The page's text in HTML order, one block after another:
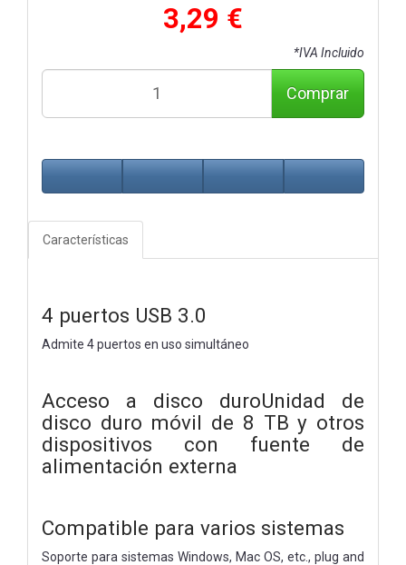
3,29 €
*IVA Incluido
Comprar
Características
4 puertos USB 3.0
Admite 4 puertos en uso simultáneo
Acceso a disco duroUnidad de
disco duro móvil de 8 TB y otros
dispositivos con fuente de
alimentación externa
Compatible para varios sistemas
Soporte para sistemas Windows, Mac OS, etc., plug and